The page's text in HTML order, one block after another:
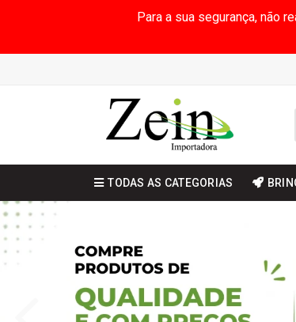
Para a sua segurança, não
TODAS AS CATEGORIAS